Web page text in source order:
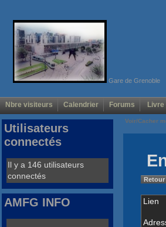
Gare de Grenoble
Nbre visiteurs Calendrier Forums
Voir/Cacher
Retour
Lien
Utilisateurs
connectés
Il y a 146 utilisateurs
connectés
AMFG INFO